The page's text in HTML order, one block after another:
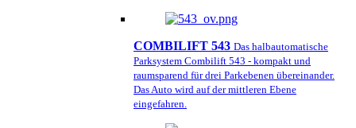
COMBILIFT 543 Das halbautomatische
Parksystem Combilift 543 - kompakt und
raumsparend für drei Parkebenen übereinander.
Das Auto wird auf der mittleren Ebene
eingefahren.